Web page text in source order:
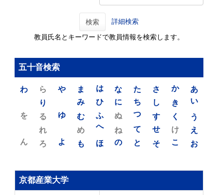
検索 詳細検索
教員氏名とキーワードで教員情報を検索します。
五十音検索
あ
い
う
え
お
か
き
く
け
こ
さ
し
す
せ
そ
た
ち
つ
て
と
な
に
ぬ
ね
の
は
ひ
ふ
へ
ほ
ま
み
む
め
も
や
ゆ
よ
ら
り
る
れ
ろ
わ
を
ん
京都産業大学